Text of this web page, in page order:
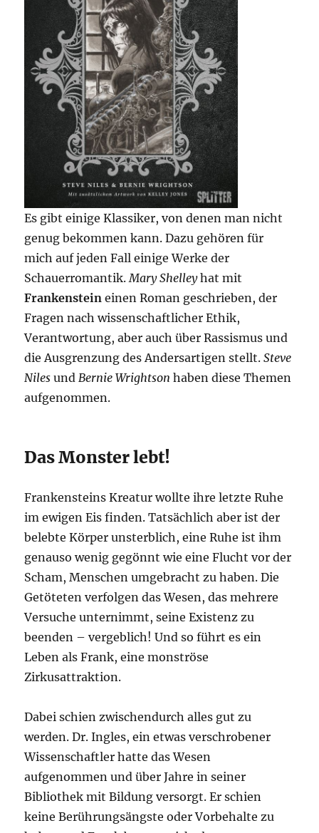
Es gibt einige Klassiker, von denen man nicht
genug bekommen kann. Dazu gehören für
mich auf jeden Fall einige Werke der
Schauerromantik. Mary Shelleyhat mit
Frankenstein einen Roman geschrieben, der
Fragen nach wissenschaftlicher Ethik,
Verantwortung, aber auch über Rassismus und
die Ausgrenzung des Andersartigen stellt.Steve
Niles und Bernie Wrightson haben diese Themen
aufgenommen.
Das Monster lebt!
Frankensteins Kreatur wollte ihre letzte Ruhe
im ewigen Eis finden. Tatsächlich aber ist der
belebte Körper unsterblich, eine Ruhe ist ihm
genauso wenig gegönnt wie eine Flucht vor der
Scham, Menschen umgebracht zu haben. Die
Getöteten verfolgen das Wesen, das mehrere
Versuche unternimmt, seine Existenz zu
beenden – vergeblich! Und so führt es ein
Leben als Frank, eine monströse
Zirkusattraktion.
Dabei schien zwischendurch alles gut zu
werden. Dr. Ingles, ein etwas verschrobener
Wissenschaftler hatte das Wesen
aufgenommen und über Jahre in seiner
Bibliothek mit Bildung versorgt. Er schien
keine Berührungsängste oder Vorbehalte zu